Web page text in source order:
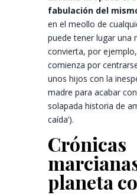
fabulación del
en el meollo de
puede tener lugar una
convierta, por
comienza por
unos hijos con la
madre para acabar
solapada historia de
caída’).
Crónicas
planeta